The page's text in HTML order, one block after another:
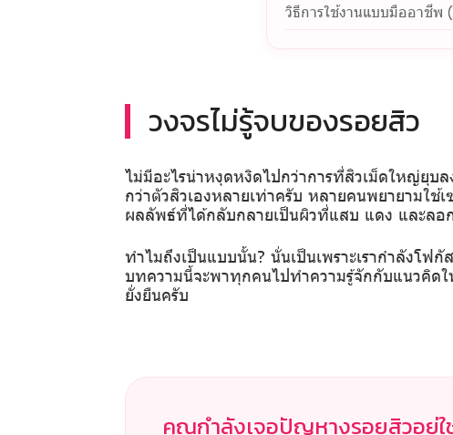
วิธีการใช้งานแบบมืออาชีพ (
วงจรไม่รู้จบของรอยสิว
ไม่มีอะไรน่าหงุดหงิดไปกว่าการที่สิวเม็ดใหญ่ยุบ
กว่าตัวสิวเองหลายเท่าครับ หลายคนพยายามใช้
ผลลัพธ์ที่ได้กลับกลายเป็นผิวที่แสบ แดง และลอก
ทำไมถึงเป็นแบบนั้น? นั่นเป็นเพราะเรากำลังโฟ
บทความนี้จะพาทุกคนไปทำความรู้จักกับแนวคิด
ยั่งยืนครับ
คุณกำลังเจอปัญหางรอยสิวอยู่ใ